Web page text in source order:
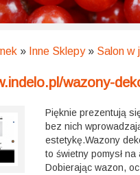
» Inne Sklepy» Salon w
wazony-
Pięknie prezentują
bez nich
estetykę.Wazony
to świetny pomysł
Dobierając wazon,